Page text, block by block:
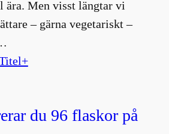
Men visst längtar vi
– gärna vegetariskt –
du 96 flaskor på